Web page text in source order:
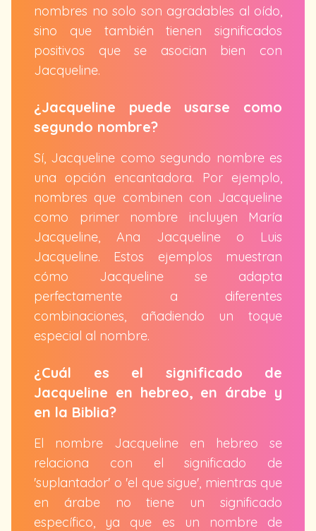
nombres no solo son agradables al oído,
sino que también tienen significados
positivos que se asocian bien con
Jacqueline.
¿Jacqueline puede usarse como
segundo nombre?
Sí, Jacqueline como segundo nombre es
una opción encantadora. Por ejemplo,
nombres que combinen con Jacqueline
como primer nombre incluyen María
Jacqueline, Ana Jacqueline o Luis
Jacqueline. Estos ejemplos muestran
cómo Jacqueline se adapta
perfectamente a diferentes
combinaciones, añadiendo un toque
especial al nombre.
¿Cuál es el significado de
Jacqueline en hebreo, en árabe y
en la Biblia?
El nombre Jacqueline en hebreo se
relaciona con el significado de
'suplantador' o 'el que sigue', mientras que
en árabe no tiene un significado
específico, ya que es un nombre de